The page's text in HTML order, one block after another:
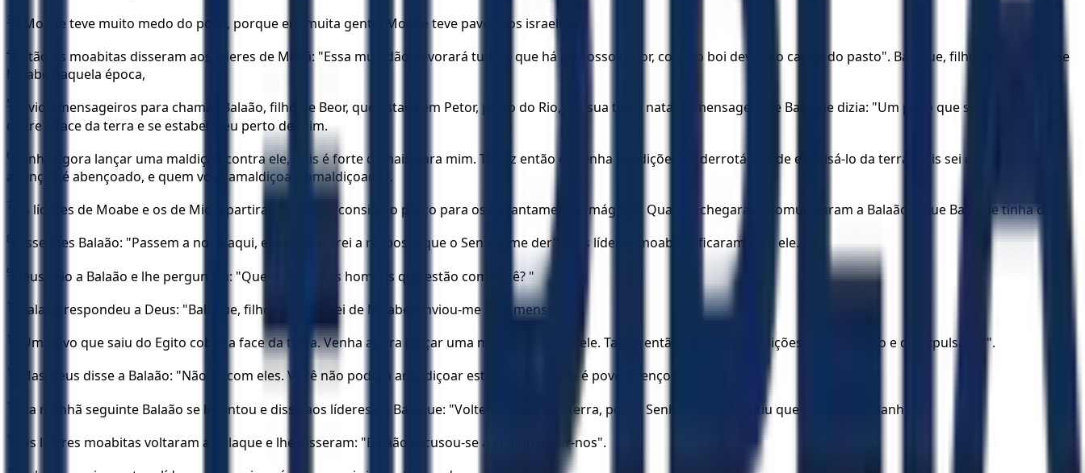
3 e Moabe teve muito medo do povo, porque era muita gente. Moabe teve pavor dos israelitas.
4
Então os moabitas disseram aos líderes de Midiã: "Essa multidão devorará tudo o que há ao nosso redor, como o boi devora o capim do pasto". Balaque, filho de Zipor, rei de
Moabe naquela época,
5
enviou mensageiros para chamar Balaão, filho de Beor, que estava em Petor, perto do Rio, em sua terra natal. A mensagem de Balaque dizia: "Um povo que saiu do Egito
cobre a face da terra e se estabeleceu perto de mim.
6
Venha agora lançar uma maldição contra ele, pois é forte demais para mim. Talvez então eu tenha condições de derrotá-lo e de expulsá-lo da terra. Pois sei que quem você
abençoa é abençoado, e quem você amaldiçoa é amaldiçoado".
7 Os líderes de Moabe e os de Midiã partiram, levando consigo o preço para os encantamentos mágicos. Quando chegaram, comunicaram a Balaão o que Balaque tinha dito.
8 Disse-lhes Balaão: "Passem a noite aqui, e eu lhes trarei a resposta que o Senhor me der". E os líderes moabitas ficaram com ele.
9 Deus veio a Balaão e lhe perguntou: "Quem são esses homens que estão com você? "
10 Balaão respondeu a Deus: "Balaque, filho de Zipor, rei de Moabe, enviou-me esta mensagem:
11 ‘Um povo que saiu do Egito cobre a face da terra. Venha agora lançar uma maldição contra ele. Talvez então eu tenha condições de derrotá-lo e de expulsá-lo’ ".
12 Mas Deus disse a Balaão: "Não vá com eles. Você não poderá amaldiçoar este povo, porque é povo abençoado".
13 Na manhã seguinte Balaão se levantou e disse aos líderes de Balaque: "Voltem para a sua terra, pois o Senhor não permitiu que eu os acompanhe".
14 Os líderes moabitas voltaram a Balaque e lhe disseram: "Balaão recusou-se a acompanhar-nos".